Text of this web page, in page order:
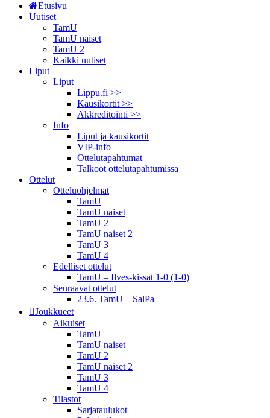
Etusivu
Uutiset
TamU
TamU naiset
TamU 2
Kaikki uutiset
Liput
Liput
Lippu.fi >>
Kausikortit >>
Akkreditointi >>
Info
Liput ja kausikortit
VIP-info
Ottelutapahtumat
Talkoot ottelu­tapahtumissa
Ottelut
Otteluohjelmat
TamU
TamU naiset
TamU 2
TamU naiset 2
TamU 3
TamU 4
Edelliset ottelut
TamU – Ilves-kissat 1-0 (1-0)
Seuraavat ottelut
23.6. TamU – SalPa
Joukkueet
Aikuiset
TamU
TamU naiset
TamU 2
TamU naiset 2
TamU 3
TamU 4
Tilastot
Sarjataulukot